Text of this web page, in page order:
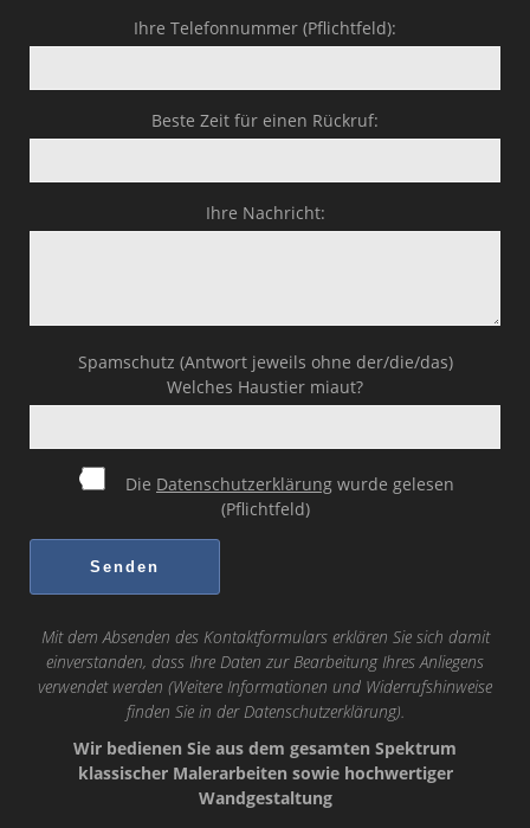
Ihre Telefonnummer (Pflichtfeld):
Beste Zeit für einen Rückruf:
Ihre Nachricht:
Spamschutz (Antwort jeweils ohne der/die/das)
Welches Haustier miaut?
Die Datenschutzerklärung wurde gelesen
(Pflichtfeld)
Mit dem Absenden des Kontaktformulars erklären Sie sich damit
einverstanden, dass Ihre Daten zur Bearbeitung Ihres Anliegens
verwendet werden (Weitere Informationen und Widerrufshinweise
finden Sie in der Datenschutzerklärung).
Wir bedienen Sie aus dem gesamten Spektrum
klassischer Malerarbeiten sowie hochwertiger
Wandgestaltung